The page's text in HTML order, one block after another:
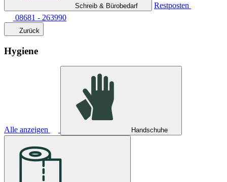
Schreib & Bürobedarf
Restposten
08681 - 263990
Zurück
Hygiene
Alle anzeigen Handschuhe